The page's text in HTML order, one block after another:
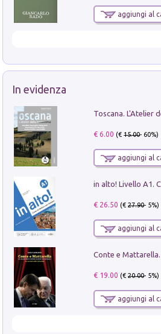
aggiungi al
In evidenza
Toscana. L'Atelier
€ 6.00 (€15.00- 60%)
aggiungi al
€ 26.50 (€27.90- 5%)
aggiungi al
€ 19.00 (€20.00- 5%)
aggiungi al